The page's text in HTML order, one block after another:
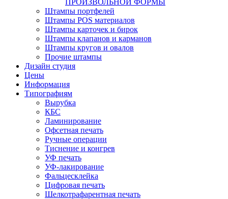
ПРОИЗВОЛЬНОЙ ФОРМЫ
Штампы портфелей
Штампы POS материалов
Штампы карточек и бирок
Штампы клапанов и карманов
Штампы кругов и овалов
Прочие штампы
Дизайн студия
Цены
Информация
Типографиям
Вырубка
КБС
Ламинирование
Офсетная печать
Ручные операции
Тиснение и конгрев
УФ печать
УФ-лакирование
Фальцесклейка
Цифровая печать
Шелкотрафарентная печать